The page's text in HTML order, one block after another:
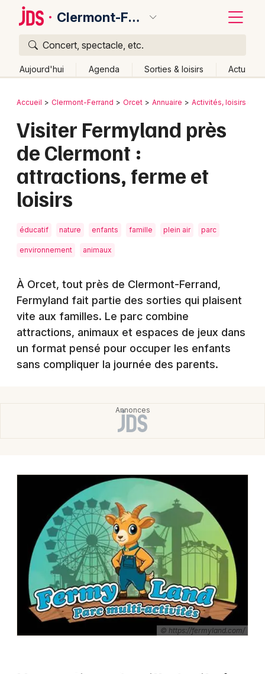
Clermont-Ferrand
Concert, spectacle, etc.
Aujourd'hui Agenda Sorties & loisirs Actu
Publier un événement
Grands événements
Activité & Expérience
Manifestations
Spectacles
Concerts
Sports
Parc d'attraction dans le Puy-de-Dôme
Parc d'attraction en Auvergne
Parc d'attraction en Auvergne-Rhône-Alpes
Newsletter des sorties
Bordeaux
Colmar
Lille
Lyon
Mulhouse
Nantes
Nice
Paris
Strasbourg
Retour
Accueil Clermont-Ferrand Orcet Annuaire Activités, loisirs et
Visiter Fermyland près
de Clermont :
attractions, ferme et
loisirs
éducatif nature enfants famille plein air parc
environnement animaux
À Orcet, tout près de Clermont-Ferrand,
Fermyland fait partie des sorties qui plaisent
vite aux familles. Le parc combine
attractions, animaux et espaces de jeux dans
un format pensé pour occuper les enfants
sans compliquer la journée des parents.
© https://fermyland.com/
Quoi ?
Où ?
Auvergne
Partout Près de moi Changer de lieu
Quand ?
Aujourd'hui
Demain Ce week-end Autre